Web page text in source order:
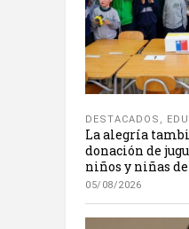
DESTACADOS ,
La alegría
donación de
niños y niñas
05/08/2026